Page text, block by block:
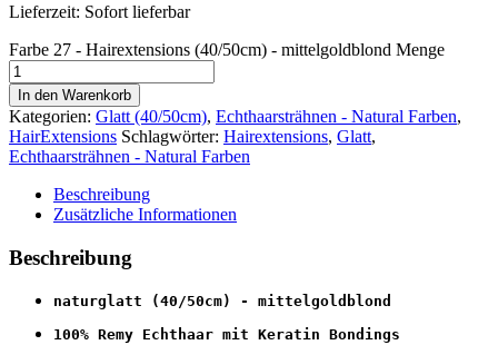
Lieferzeit: Sofort lieferbar
Farbe 27 - Hairextensions (40/50cm) - mittelgoldblond Menge
In den Warenkorb
Kategorien: Glatt (40/50cm), Echthaarsträhnen - Natural Farben,
HairExtensions Schlagwörter: Hairextensions, Glatt,
Echthaarsträhnen - Natural Farben
Beschreibung
Zusätzliche Informationen
Beschreibung
naturglatt (40/50cm) - mittelgoldblond
100% Remy Echthaar mit Keratin Bondings